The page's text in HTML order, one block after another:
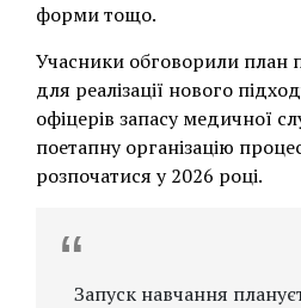
форми тощо.
Учасники обговорили план
для реалізації нового
офіцерів запасу медичної
поетапну організацію
розпочатися у 2026 році.
Запуск навчання